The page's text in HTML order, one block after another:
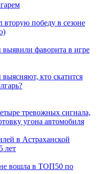
победу в сезоне
фаворита в игре
кто скатится
тревожных сигнала,
угона автомобиля
в Астраханской
лет
не вошла в ТОП50 по